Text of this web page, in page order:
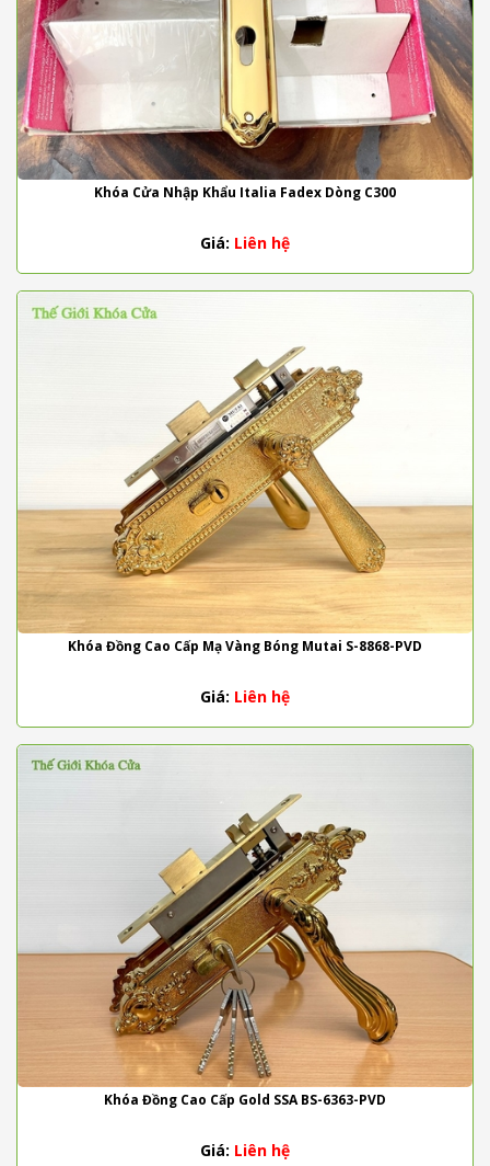
Khóa Cửa Nhập Khẩu Italia Fadex Dòng C300
Giá: Liên hệ
Khóa Đồng Cao Cấp Mạ Vàng Bóng Mutai S-8868-PVD
Giá: Liên hệ
Khóa Đồng Cao Cấp Gold SSA BS-6363-PVD
Giá: Liên hệ